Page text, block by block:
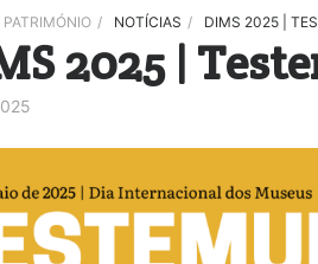
PATRIMÓNIO / NOTÍCIAS / DIMS 2025 |
2025 |